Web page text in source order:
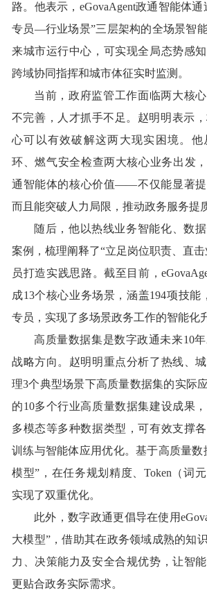
路。他表示，eGovaAgent政通智能体
专员—行业场景”三层架构的全场景智
来城市运行中心，可实现全局态势感知
跨域协同指挥和城市体征实时监测。
当前，政府监管工作面临两大核
不完善，人才抓手不足。赵明明表示
心可以有效破解这两大现实困境。他
环、燃气安全检查两大核心业务出发，
通智能体的核心价值——不仅能显著提
而且能突破人力局限，推动政务服务提
随后，他以热线业务智能化、数
案例，梳理阐释了“立足岗位职责、直
员打造实践思路。截至目前，
成13个核心业务场景，涵盖194项技能
专员，实现了多场景政务工作的智能化
高质量数据集是数字政通未来10
战略方向。赵明明重点分析了热线、
理3个典型场景下高质量数据集的实际
的10多个行业高质量数据集建设成果
多模态等多种数据类型，可有效支撑
训练与智能体应用优化。基于高质量数
模型”，在任务规划精度、Token（词
实现了双重优化。
此外，数字政通更倡导在使用
大模型”，借助其在政务领域成熟的知
力、决策能力及安全合规优势，让智能
更贴合政务实际需求。